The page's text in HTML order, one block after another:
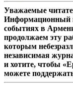
Уважаемые
Информационный
событиях в
продолжаем эту
которым
независимая
и хотите, чтобы
можете